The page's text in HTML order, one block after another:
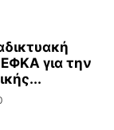
για την